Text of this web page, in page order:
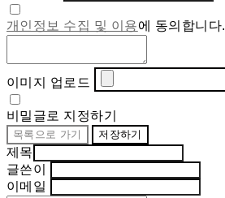
개인정보 수집 및 이용에 동의합니다.
이미지 업로드
비밀글로 지정하기
목록으로 가기 저장하기
제목
글쓴이
이메일